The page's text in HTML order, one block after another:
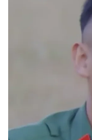
Tổng biên tập: Nguyễn
Phó tổng biên tập
Phó tổng biên tập: Lâm
Phó tổng biên tập: Trần
Tổng thư ký tòa soạn: Đức
Giấy phép xuất bản số
© 2003-2026 Bản quyền
dưới mọi hình thức nếu